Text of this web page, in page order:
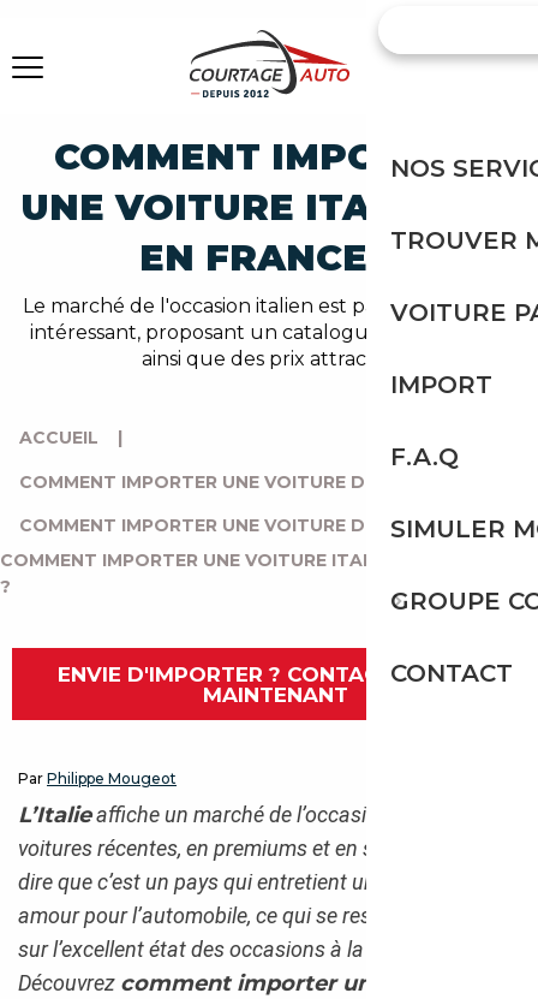
COMMENT IMPORTER
UNE VOITURE ITALIENNE
EN FRANCE ?
Le marché de l'occasion italien est particulièrement
intéressant, proposant un catalogue riche et varié
ainsi que des prix attractifs.
ACCUEIL |
COMMENT IMPORTER UNE VOITURE D’EUROPE ?
COMMENT IMPORTER UNE VOITURE DEPUIS L’ITALIE ?
|
COMMENT IMPORTER UNE VOITURE ITALIENNE EN FRANCE
?
ENVIE D'IMPORTER ? CONTACTEZ-NOUS
MAINTENANT
Par Philippe Mougeot
L’Italieaffiche un marché de l’occasion riche en
voitures récentes, en premiums et en sportives. Il faut
dire que c’est un pays qui entretient un véritable
amour pour l’automobile, ce qui se ressent forcément
sur l’excellent état des occasions à la vente.
Découvrez comment importer une voiture
NOS
TROUVER
VOITURE
IMPORT
F.A.Q
SIMULER
GROUPE
CONTACT